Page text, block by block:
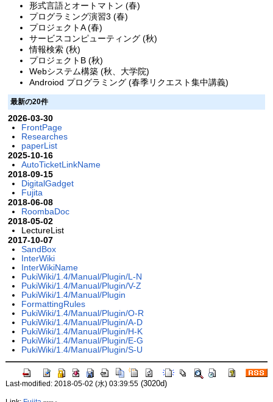
形式言語とオートマトン (春)
プログラミング演習3 (春)
プロジェクトA (春)
サービスコンピューティング (秋)
情報検索 (秋)
プロジェクトB (秋)
Webシステム構築 (秋、大学院)
Androiod プログラミング (春季リクエスト集中講義)
最新の20件
2026-03-30
FrontPage
Researches
paperList
2025-10-16
AutoTicketLinkName
2018-09-15
DigitalGadget
Fujita
2018-06-08
RoombaDoc
2018-05-02
LectureList
2017-10-07
SandBox
InterWiki
InterWikiName
PukiWiki/1.4/Manual/Plugin/L-N
PukiWiki/1.4/Manual/Plugin/V-Z
PukiWiki/1.4/Manual/Plugin
FormattingRules
PukiWiki/1.4/Manual/Plugin/O-R
PukiWiki/1.4/Manual/Plugin/A-D
PukiWiki/1.4/Manual/Plugin/H-K
PukiWiki/1.4/Manual/Plugin/E-G
PukiWiki/1.4/Manual/Plugin/S-U
Last-modified: 2018-05-02 (水) 03:39:55(3020d)